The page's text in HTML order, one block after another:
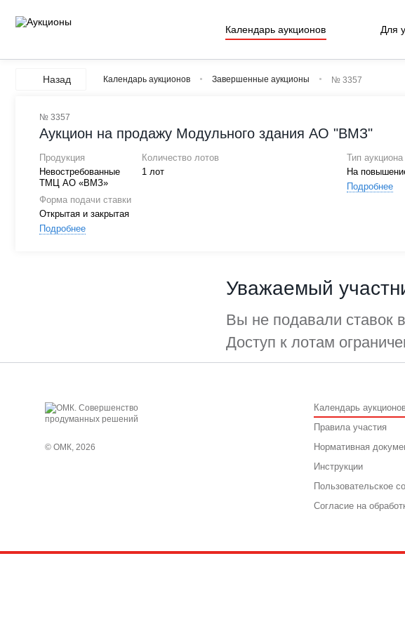
Календарь аукционов Для
Назад Календарь аукционов Завершенные аукционы № 3357
№ 3357
Аукцион на продажу Модульного здания АО "ВМЗ"
Продукция
Невостребованные
ТМЦ АО «ВМЗ»
Количество лотов
1 лот
Тип аукциона
На
Подробнее
Форма подачи ставки
Открытая и закрытая
Подробнее
Уважаемый
Вы не подавали ставок
Доступ к лотам
© ОМК, 2026
Календарь
Правила участия
Нормативная
Инструкции
Пользовательское
Согласие на